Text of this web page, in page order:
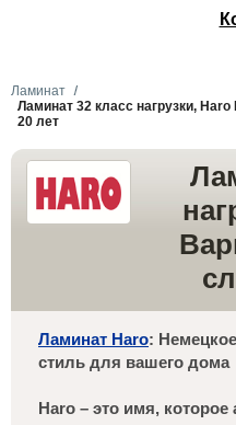
Ламинат
Ламинат 32 класс нагрузки,
20 лет
Ламинат Haro:
стиль для вашего дома
Haro – это имя, которое